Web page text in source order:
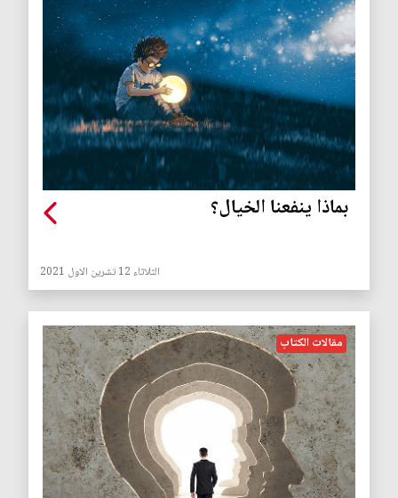
بماذا ينفعنا الخيال؟
الثلاثاء 12 تشرين الاول 2021
مقالات الكتاب